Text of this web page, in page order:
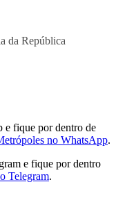
da República
e fique por dentro de
no WhatsApp.
e fique por dentro
Telegram.